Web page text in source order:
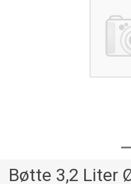
Bøtte 3,2 Liter